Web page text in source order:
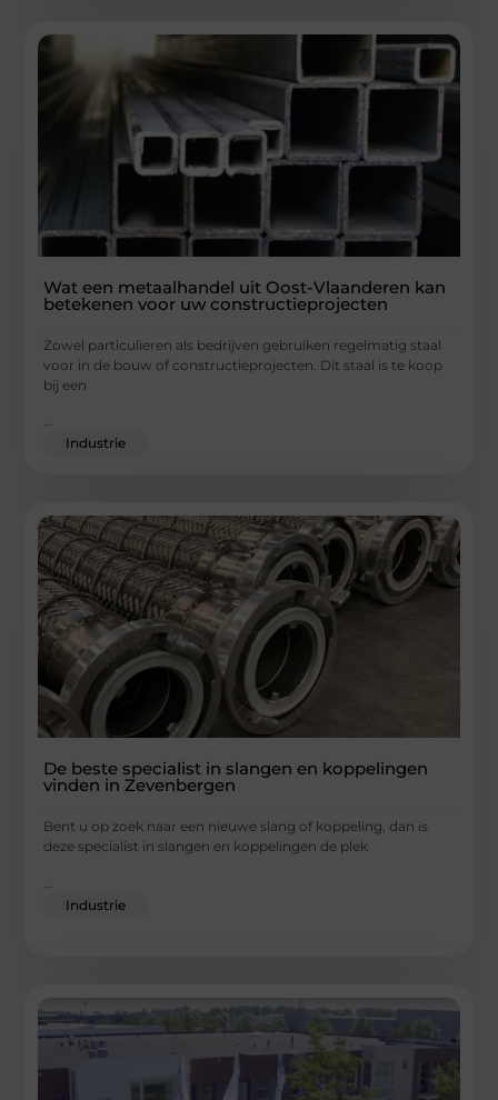
Wat een metaalhandel uit Oost-Vlaanderen kan
betekenen voor uw constructieprojecten
Zowel particulieren als bedrijven gebruiken regelmatig staal
voor in de bouw of constructieprojecten. Dit staal is te koop
bij een
...
Industrie
De beste specialist in slangen en koppelingen
vinden in Zevenbergen
Bent u op zoek naar een nieuwe slang of koppeling, dan is
deze specialist in slangen en koppelingen de plek
Industrie